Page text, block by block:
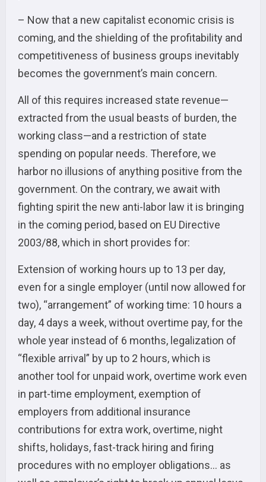
– Now that a new capitalist economic crisis is
coming, and the shielding of the profitability and
competitiveness of business groups inevitably
becomes the government’s main concern.
All of this requires increased state revenue—
extracted from the usual beasts of burden, the
working class—and a restriction of state
spending on popular needs. Therefore, we
harbor no illusions of anything positive from the
government. On the contrary, we await with
fighting spirit the new anti-labor law it is bringing
in the coming period, based on EU Directive
2003/88, which in short provides for:
Extension of working hours up to 13 per day,
even for a single employer (until now allowed for
two), “arrangement” of working time: 10 hours a
day, 4 days a week, without overtime pay, for the
whole year instead of 6 months, legalization of
“flexible arrival” by up to 2 hours, which is
another tool for unpaid work, overtime work even
in part-time employment, exemption of
employers from additional insurance
contributions for extra work, overtime, night
shifts, holidays, fast-track hiring and firing
procedures with no employer obligations… as